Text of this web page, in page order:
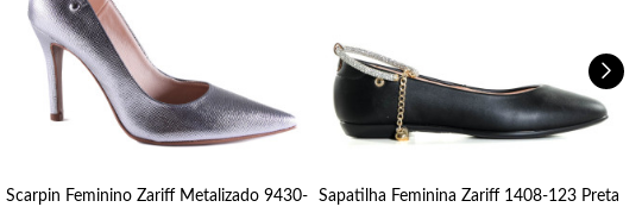
Scarpin Feminino Zariff Metalizado 9430-
Sapatilha Feminina Zariff 1408-123 Preta